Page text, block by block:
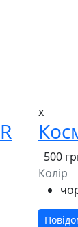
x
500
Колір